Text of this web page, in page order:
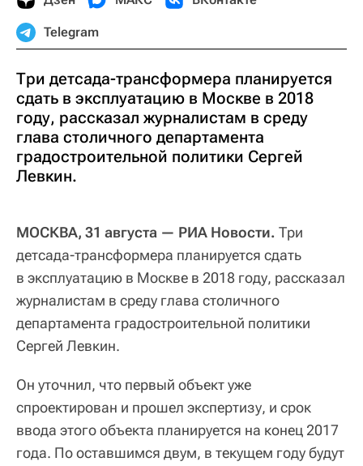
Telegram
Три детсада-трансформера планируется
сдать в эксплуатацию в Москве в 2018
году, рассказал журналистам в среду
глава столичного департамента
градостроительной политики Сергей
Левкин.
МОСКВА, 31 августа — РИА Новости. Три
детсада-трансформера планируется сдать
в эксплуатацию в Москве в 2018 году, рассказал
журналистам в среду глава столичного
департамента градостроительной политики
Сергей Левкин.
Он уточнил, что первый объект уже
спроектирован и прошел экспертизу, и срок
ввода этого объекта планируется на конец 2017
года. По оставшимся двум, в текущем году будут